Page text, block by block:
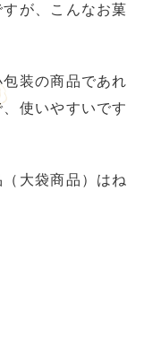
が、こんなお菓
装の商品であれ
使いやすいです
大袋商品）はね